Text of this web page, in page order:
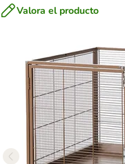
Valora el producto